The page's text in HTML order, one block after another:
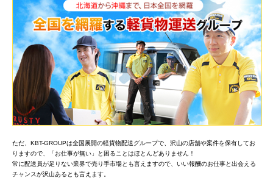
ただ、KBT-GROUPは全国展開の軽貨物配送グループで、沢山の店舗や案件を保有してお
りますので、「お仕事が無い」と困ることはほとんどありません！
常に配送員が足りない業界で売り手市場とも言えますので、いい報酬のお仕事と出会える
チャンスが沢山あるとも言えます。